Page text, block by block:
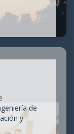
de
y